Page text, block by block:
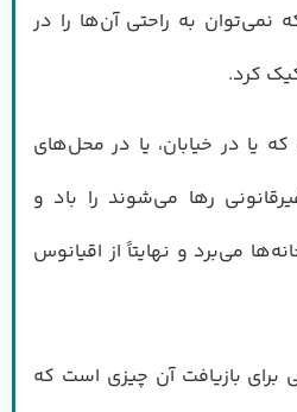
نمی‌توان به راحتی آن‌ها را در
کرد.
یا در خیابان، یا در محل‌های
رها می‌شوند را باد و
می‌برد و نهایتاً از اقیانوس
برای بازیافت آن چیزی است که